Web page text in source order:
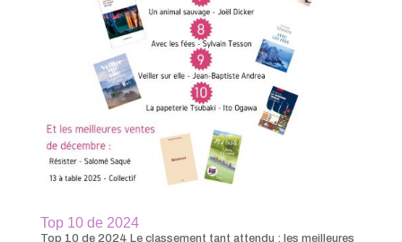
Top 10 de 2024
Top 10 de 2024 Le classement tant attendu : les meilleures